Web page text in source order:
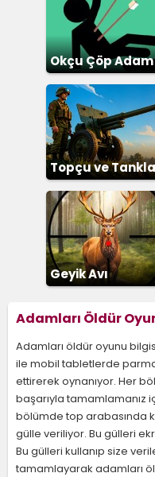
Okçu Çöp Adam
Topçu ve
Geyik Avı
Adamları Öldür
Adamları öldür oyunu
ile mobil tabletlerde
ettirerek oynanıyor. Her
başarıyla tamamlamanız
bölümde top arabasında
gülle veriliyor. Bu gülleri
Bu gülleri kullanıp size
tamamlayarak adamları